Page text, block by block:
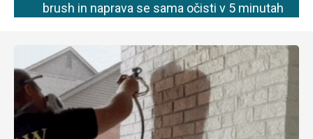
brush in naprava se sama očisti v 5 minutah